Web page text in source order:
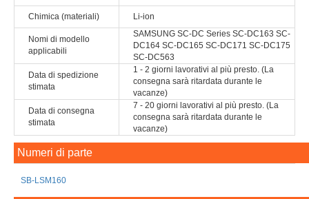
Chimica (materiali) Li-ion
Nomi di modello
applicabili
SAMSUNG SC-DC Series SC-DC163 SC-
DC164 SC-DC165 SC-DC171 SC-DC175
SC-DC563
Data di spedizione
stimata
1 - 2 giorni lavorativi al più presto. (La
consegna sarà ritardata durante le
vacanze)
Data di consegna
stimata
7 - 20 giorni lavorativi al più presto. (La
consegna sarà ritardata durante le
vacanze)
Numeri di parte
SB-LSM160